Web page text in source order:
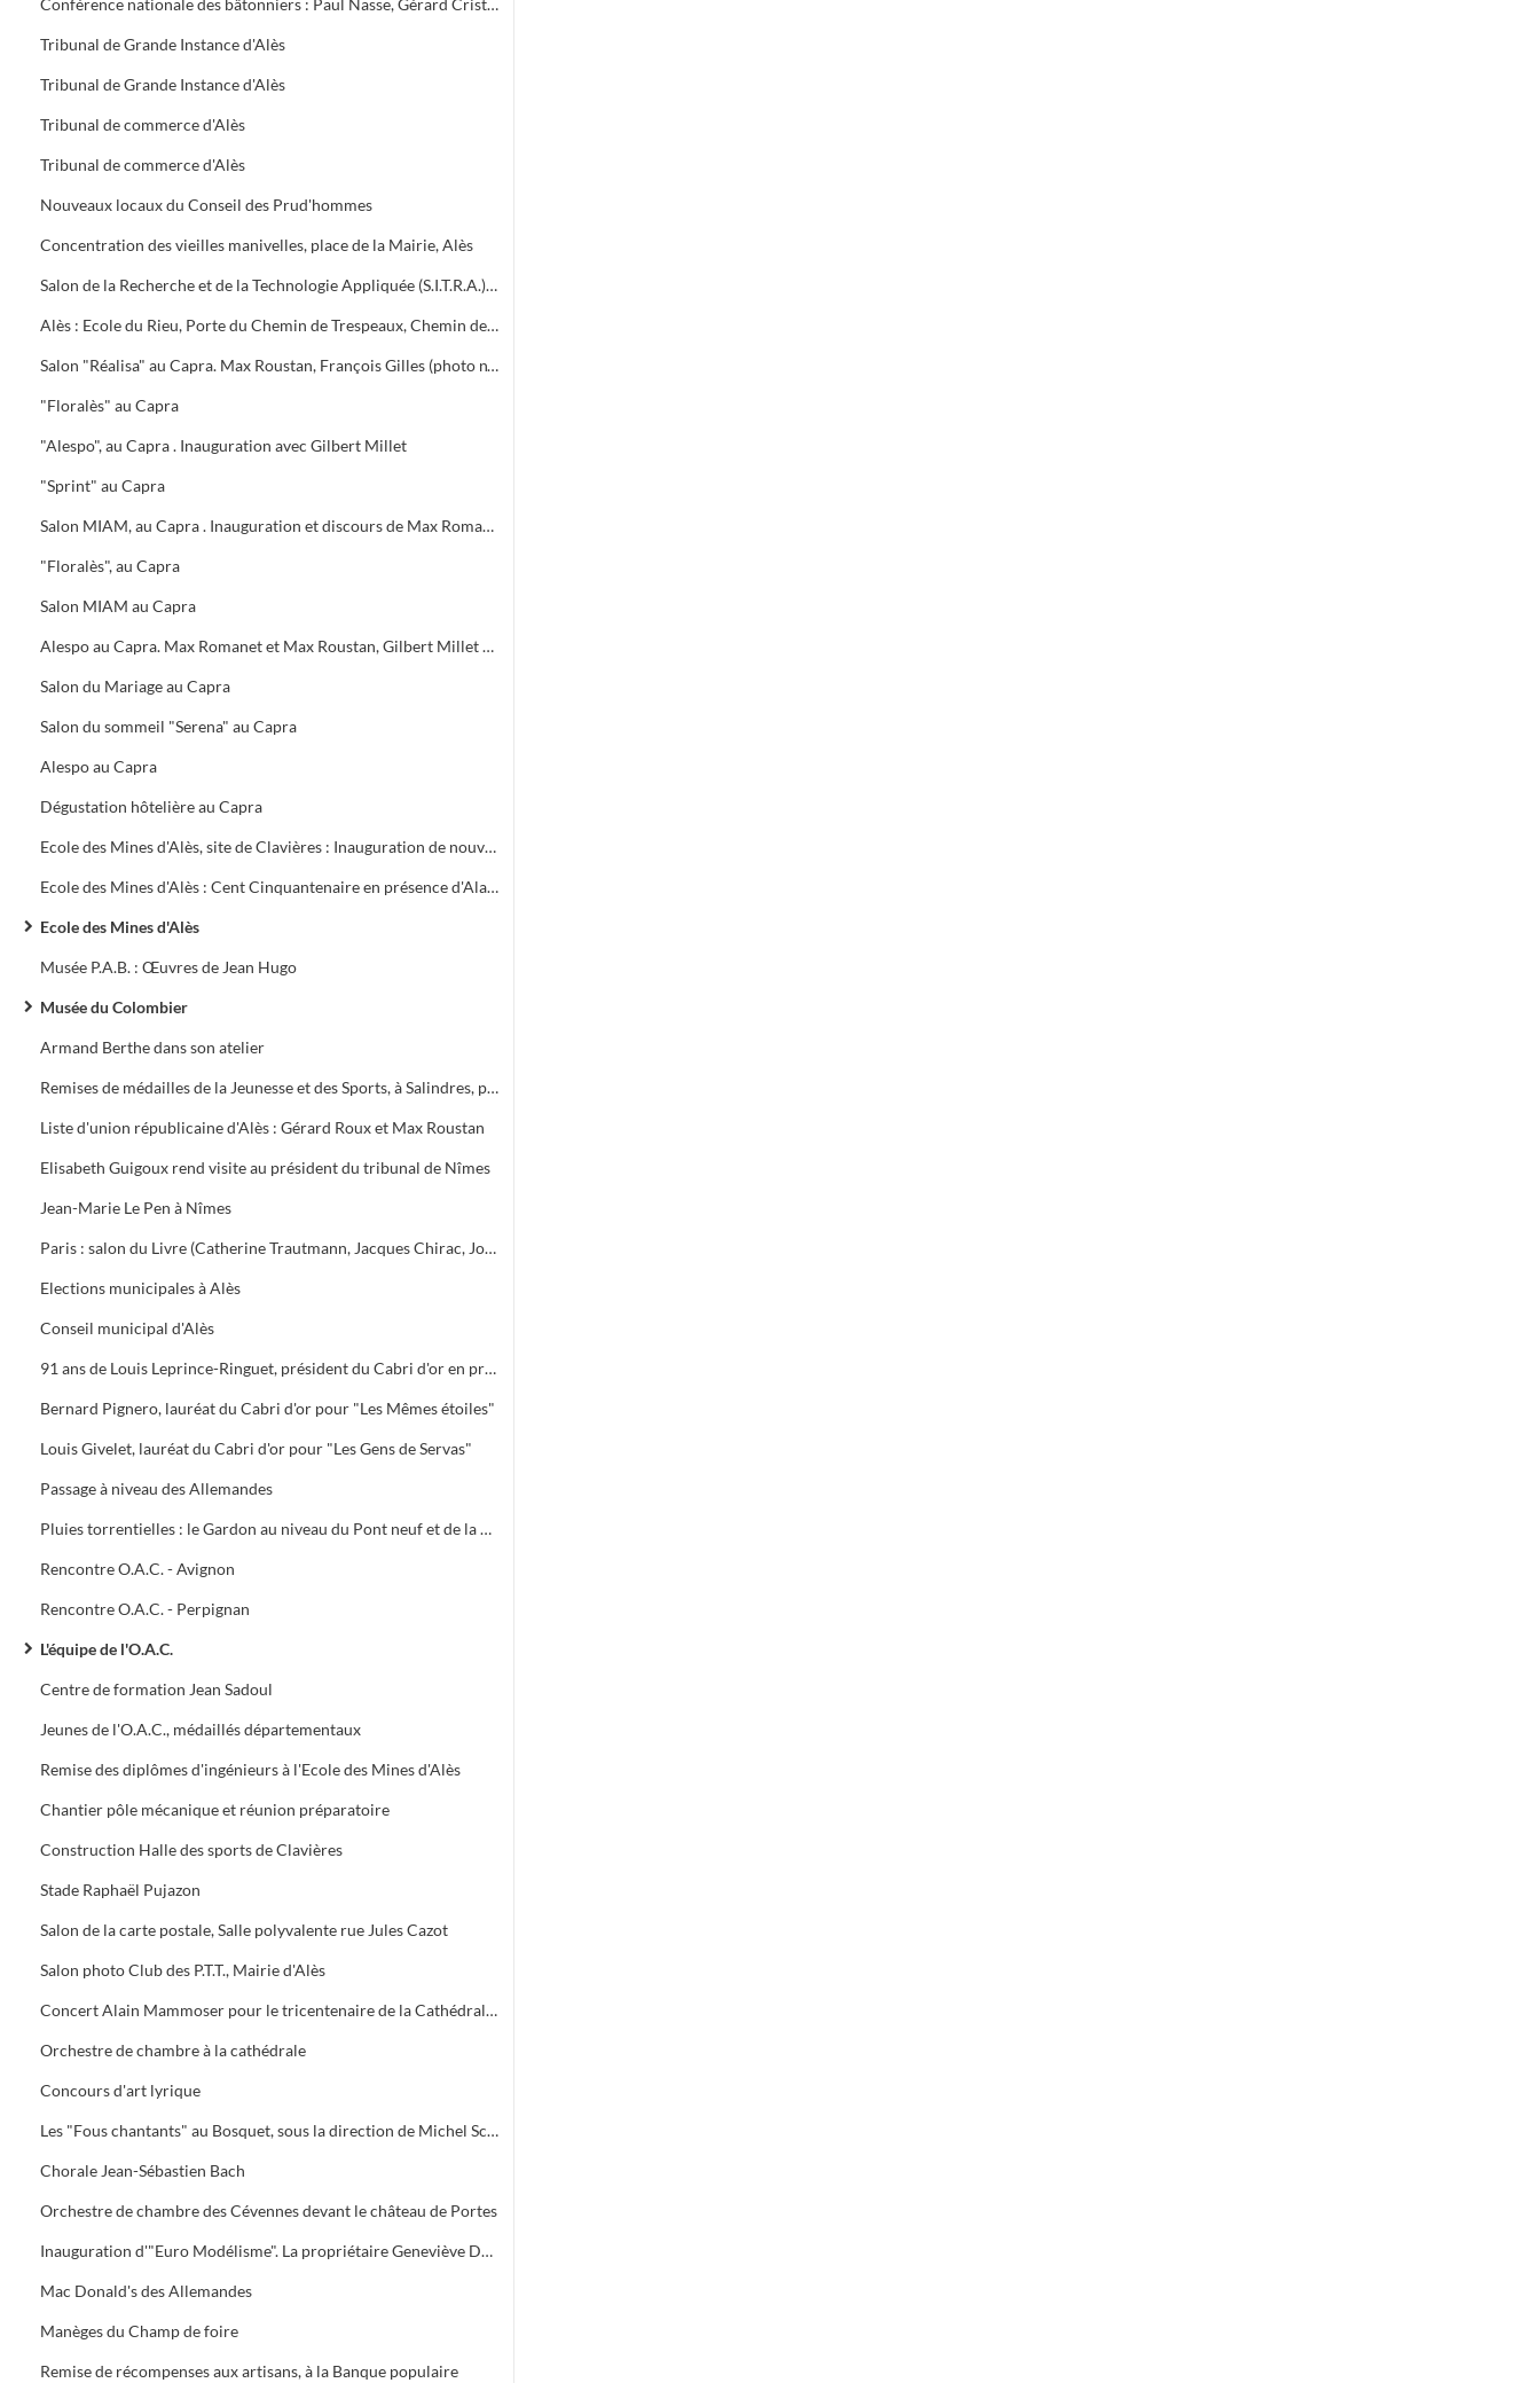
Conférence nationale des bâtonniers : Paul Nasse, Gérard Cristol, Christophe Ricour et Paul Morin
Tribunal de Grande Instance d'Alès
Tribunal de Grande Instance d'Alès
Tribunal de commerce d'Alès
Tribunal de commerce d'Alès
Nouveaux locaux du Conseil des Prud'hommes
Concentration des vieilles manivelles, place de la Mairie, Alès
Salon de la Recherche et de la Technologie Appliquée (S.I.T.R.A.) au Capra. Inauguration avec Jacques Blanc, Max Roustan, Max Romanet, Alain Fabre, Jean Bousquet
Alès : Ecole du Rieu, Porte du Chemin de Trespeaux, Chemin de fer quartier ardoise, Rue de la Roque, Mairie, Fort Vauban, Tour Vieille
Salon "Réalisa" au Capra. Max Roustan, François Gilles (photo n° 16). Stand Cévennes Magazine
"Floralès" au Capra
"Alespo", au Capra . Inauguration avec Gilbert Millet
"Sprint" au Capra
Salon MIAM, au Capra . Inauguration et discours de Max Romanet
"Floralès", au Capra
Salon MIAM au Capra
Alespo au Capra. Max Romanet et Max Roustan, Gilbert Millet et Roger Roucaute
Salon du Mariage au Capra
Salon du sommeil "Serena" au Capra
Alespo au Capra
Dégustation hôtelière au Capra
Ecole des Mines d'Alès, site de Clavières : Inauguration de nouveaux bâtiments avec le Ministre de l'Industrie José Rossi
Ecole des Mines d'Alès : Cent Cinquantenaire en présence d'Alain Madelin, Ministre de l'Industrie
Ecole des Mines d'Alès
Musée P.A.B. : Œuvres de Jean Hugo
Musée du Colombier
Armand Berthe dans son atelier
Remises de médailles de la Jeunesse et des Sports, à Salindres, par Michèle Alliot-Marie, Ministre, en présence de Madame Robert, Maire
Liste d'union républicaine d'Alès : Gérard Roux et Max Roustan
Elisabeth Guigoux rend visite au président du tribunal de Nîmes
Jean-Marie Le Pen à Nîmes
Paris : salon du Livre (Catherine Trautmann, Jacques Chirac, Jorge Sampaïo)
Elections municipales à Alès
Conseil municipal d'Alès
91 ans de Louis Leprince-Ringuet, président du Cabri d'or en présence de Michel Del Castillo, Raymond Castan, Max Romanet
Bernard Pignero, lauréat du Cabri d'or pour "Les Mêmes étoiles"
Louis Givelet, lauréat du Cabri d'or pour "Les Gens de Servas"
Passage à niveau des Allemandes
Pluies torrentielles : le Gardon au niveau du Pont neuf et de la Clinique Bonnefon
Rencontre O.A.C. - Avignon
Rencontre O.A.C. - Perpignan
L'équipe de l'O.A.C.
Centre de formation Jean Sadoul
Jeunes de l'O.A.C., médaillés départementaux
Remise des diplômes d'ingénieurs à l'Ecole des Mines d'Alès
Chantier pôle mécanique et réunion préparatoire
Construction Halle des sports de Clavières
Stade Raphaël Pujazon
Salon de la carte postale, Salle polyvalente rue Jules Cazot
Salon photo Club des P.T.T., Mairie d'Alès
Concert Alain Mammoser pour le tricentenaire de la Cathédrale Saint-Jean
Orchestre de chambre à la cathédrale
Concours d'art lyrique
Les "Fous chantants" au Bosquet, sous la direction de Michel Schwingrouber
Chorale Jean-Sébastien Bach
Orchestre de chambre des Cévennes devant le château de Portes
Inauguration d'"Euro Modélisme". La propriétaire Geneviève Dumas en présence de son fils Julien
Mac Donald's des Allemandes
Manèges du Champ de foire
Remise de récompenses aux artisans, à la Banque populaire